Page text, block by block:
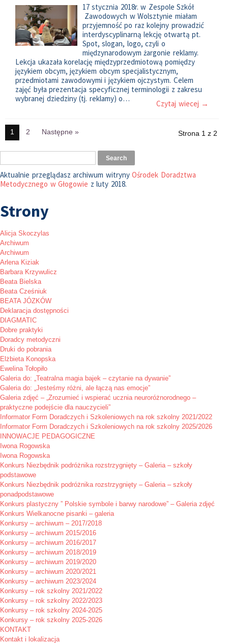
17 stycznia 2018r. w Zespole Szkół
Zawodowych w Wolsztynie miałam
przyjemność po raz kolejny prowadzić
interdyscyplinarną lekcję otwartą pt.
Spot, slogan, logo, czyli o
międzynarodowym żargonie reklamy.
Lekcja ukazała korelację międzyprzedmiotową pomiędzy
językiem obcym, językiem obcym specjalistycznym,
przedmiotami zawodowymi i językiem ojczystym. Celem
zajęć była prezentacja specyficznej terminologii z zakresu
wybranej dziedziny (tj. reklamy) o…
Czytaj wiecej →
1 2 Następne » Strona 1 z 2
Aktualnie przeglądasz archiwum witryny Ośrodek Doradztwa
Metodycznego w Głogowie z luty 2018.
Strony
Alicja Skoczylas
Archiwum
Archiwum
Arlena Kiziak
Barbara Krzywulicz
Beata Bielska
Beata Cześniuk
BEATA JÓZKÓW
Deklaracja dostępności
DIAGMATIC
Dobre praktyki
Doradcy metodyczni
Druki do pobrania
Elżbieta Konopska
Ewelina Tołopiło
Galeria do: „Teatralna magia bajek – czytanie na dywanie”
Galeria do: „Jesteśmy różni, ale łączą nas emocje”
Galeria zdjęć – „Zrozumieć i wspierać ucznia neuroróżnorodnego –
praktyczne podejście dla nauczycieli”
Informator Form Doradczych i Szkoleniowych na rok szkolny 2021/2022
Informator Form Doradczych i Szkoleniowych na rok szkolny 2025/2026
INNOWACJE PEDAGOGICZNE
Iwona Rogowska
Iwona Rogowska
Konkurs Niezbędnik podróżnika rozstrzygnięty – Galeria – szkoły
podstawowe
Konkurs Niezbędnik podróżnika rozstrzygnięty – Galeria – szkoły
ponadpodstawowe
Konkurs plastyczny ” Polskie symbole i barwy narodowe” – Galeria zdjęć
Konkurs Wielkanocne pisanki – galeria
Konkursy – archiwum – 2017/2018
Konkursy – archiwum 2015/2016
Konkursy – archiwum 2016/2017
Konkursy – archiwum 2018/2019
Konkursy – archiwum 2019/2020
Konkursy – archiwum 2020/2021
Konkursy – archiwum 2023/2024
Konkursy – rok szkolny 2021/2022
Konkursy – rok szkolny 2022/2023
Konkursy – rok szkolny 2024-2025
Konkursy – rok szkolny 2025-2026
KONTAKT
Kontakt i lokalizacja